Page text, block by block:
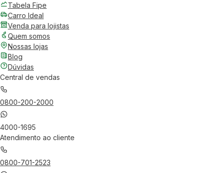
Tabela Fipe
Carro Ideal
Venda para lojistas
Quem somos
Nossas lojas
Blog
Dúvidas
Central de vendas
0800-200-2000
4000-1695
Atendimento ao cliente
0800-701-2523